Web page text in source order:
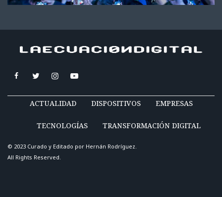
ACTUALIDAD DISPOSITIVOS EMPRESAS
TECNOLOGÍAS TRANSFORMACIÓN DIGITAL
© 2023 Curado y Editado por Hernán Rodríguez.
All Rights Reserved.